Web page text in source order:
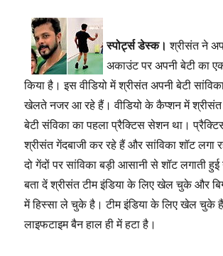
स्पोर्ट्स डेस्क। श्रीसंत ने
अकाउंट पर अपनी बेटी का
किया है। इस वीडियो में श्रीसंत अपनी बेटी
खेलते नजर आ रहे हैं। वीडियो के कैप्शनमेंश्रीसंत
बेटी संविका का पहला प्रैक्टिस सेशन था।
श्रीसंत गेंदबाजी कर रहे हैं और सांविका शॉट लगा
दो गेंदों पर सांविका बड़ी आसानी से शॉट लगाती
बता दें श्रीसंत टीम इंडिया के लिए खेल चुके और
में हिस्सा ले चुके है। टीम इंडिया के लिए खेल चुके
लाइफटाइम बैन हाल ही में हटा है।